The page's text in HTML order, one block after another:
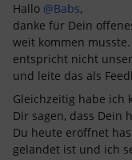
Hallo ​ @Babs,
danke für Dein
weit kommen
entspricht nicht
und leite das als
Gleichzeitig habe ich
Dir sagen, dass Dein
Du heute eröffnet
gelandet ist und ich